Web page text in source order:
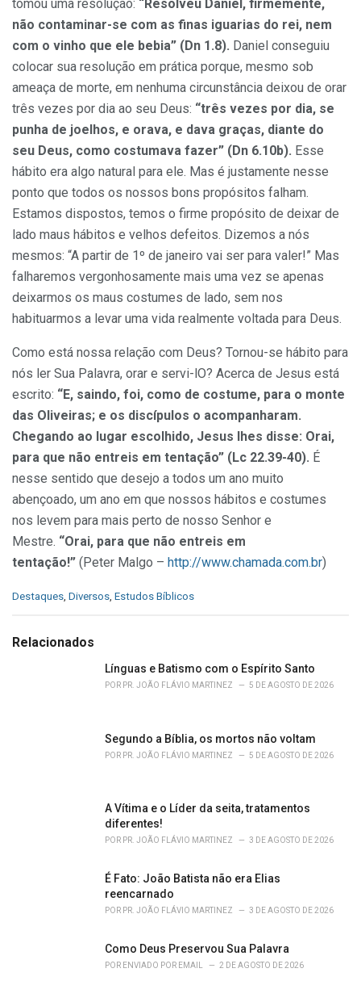
tomou uma resolução: “Resolveu Daniel, firmemente,
não contaminar-se com as finas iguarias do rei, nem
com o vinho que ele bebia” (Dn 1.8). Daniel conseguiu
colocar sua resolução em prática porque, mesmo sob
ameaça de morte, em nenhuma circunstância deixou de orar
três vezes por dia ao seu Deus: “três vezes por dia, se
punha de joelhos, e orava, e dava graças, diante do
seu Deus, como costumava fazer” (Dn 6.10b). Esse
hábito era algo natural para ele. Mas é justamente nesse
ponto que todos os nossos bons propósitos falham.
Estamos dispostos, temos o firme propósito de deixar de
lado maus hábitos e velhos defeitos. Dizemos a nós
mesmos: “A partir de 1º de janeiro vai ser para valer!” Mas
falharemos vergonhosamente mais uma vez se apenas
deixarmos os maus costumes de lado, sem nos
habituarmos a levar uma vida realmente voltada para Deus.
Como está nossa relação com Deus? Tornou-se hábito para
nós ler Sua Palavra, orar e servi-lO? Acerca de Jesus está
escrito: “E, saindo, foi, como de costume, para o monte
das Oliveiras; e os discípulos o acompanharam.
Chegando ao lugar escolhido, Jesus lhes disse: Orai,
para que não entreis em tentação” (Lc 22.39-40). É
nesse sentido que desejo a todos um ano muito
abençoado, um ano em que nossos hábitos e costumes
nos levem para mais perto de nosso Senhor e
Mestre. “Orai, para que não entreis em
tentação!” (Peter Malgo – http://www.chamada.com.br)
C
e
Destaques Diversos Estudos Bíblicos
Relacionados
Línguas e Batismo com o Espírito Santo
POR PR. JOÃO FLÁVIO MARTINEZ 5 DE AGOSTO DE 2026
Segundo a Bíblia, os mortos não voltam
POR PR. JOÃO FLÁVIO MARTINEZ 5 DE AGOSTO DE 2026
A Vítima e o Líder da seita, tratamentos
diferentes!
POR PR. JOÃO FLÁVIO MARTINEZ 3 DE AGOSTO DE 2026
É Fato: João Batista não era Elias
reencarnado
POR PR. JOÃO FLÁVIO MARTINEZ 3 DE AGOSTO DE 2026
Como Deus Preservou Sua Palavra
POR ENVIADO POR EMAIL 2 DE AGOSTO DE 2026